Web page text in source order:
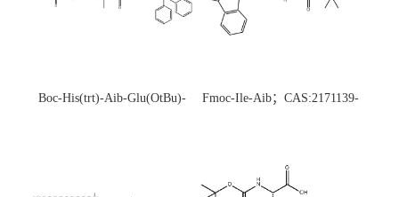
Boc-His(trt)-Aib-Glu(OtBu)-
Fmoc-Ile-Aib；CAS:2171139-